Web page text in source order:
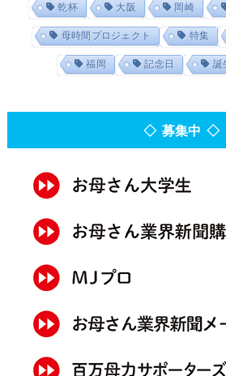
乾杯 大阪 岡崎
母時間プロジェクト 特集
福岡 記念日 誕
◇ 募集中 ◇